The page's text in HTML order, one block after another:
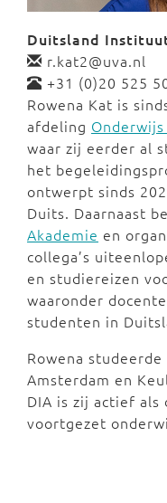
Duitsland
r.kat2@uva.nl
+31 (0)20 525
Rowena Kat is
afdeling
waar zij eerder al
het
ontwerpt sinds
Duits. Daarnaast
Akademie en
collega’s
en studiereizen
waaronder
studenten in
Rowena
Amsterdam en
DIA is zij actief
voortgezet